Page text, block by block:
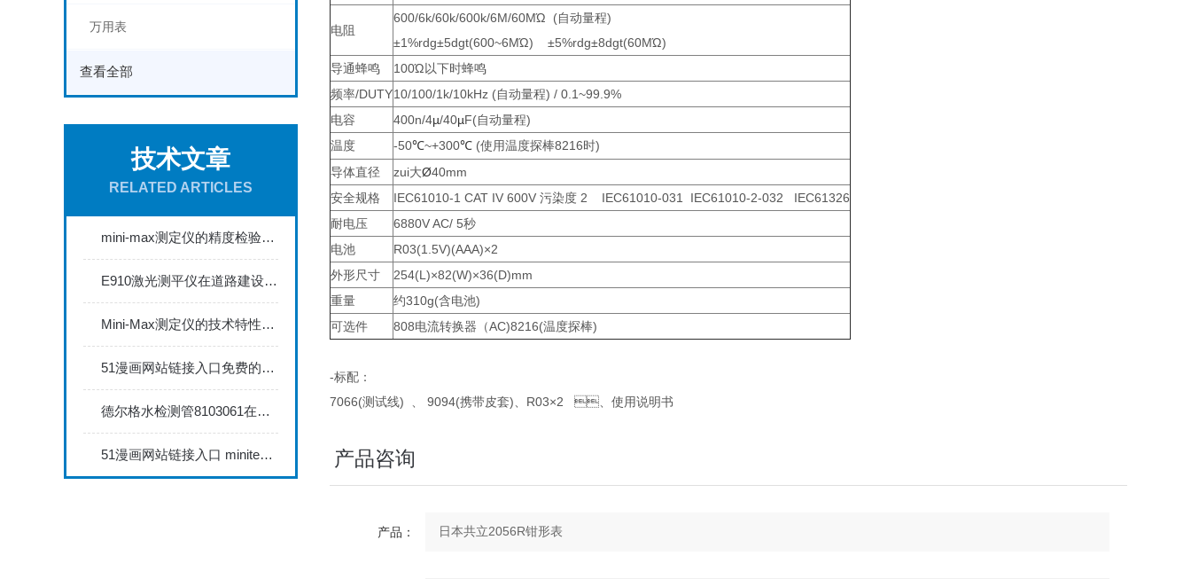
万用表
查看全部
技术文章
RELATED ARTICLES
mini-max测定仪的精度检验与校准方法探讨
E910激光测平仪在道路建设中的关键作用
Mini-Max测定仪的技术特性与典型应用场景深度解读
51漫画网站链接入口免费的涩漫画网站735FN1.5正确的校准步骤
德尔格水检测管8103061在压缩空气质量检测中的应用
51漫画网站链接入口 minitest2500配N02探头如何两点校准？
电阻
600/6k/60k/600k/6M/60MΏ (自动量程)
±1%rdg±5dgt(600~6MΏ) ±5%rdg±8dgt(60MΏ)
导通蜂鸣
100Ώ以下时蜂鸣
频率/DUTY10/100/1k/10kHz (自动量程) / 0.1~99.9%
电容
400n/4µ/40µF(自动量程)
温度
-50℃~+300℃ (使用温度探棒8216时)
导体直径
zui大Ø40mm
安全规格
IEC61010-1 CAT IV 600V 污染度 2 IEC61010-031 IEC61010-2-032 IEC61326
耐电压
6880V AC/ 5秒
电池
R03(1.5V)(AAA)×2
外形尺寸
254(L)×82(W)×36(D)mm
重量
约310g(含电池)
可选件
808电流转换器（AC)8216(温度探棒)
-标配：
7066(测试线) 、 9094(携带皮套)、R03×2 、使用说明书
产品咨询
产品：